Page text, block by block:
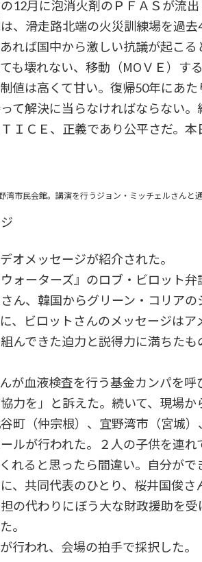
12月に泡消火剤のＰＦＡＳが流
、滑走路北端の火災訓練場を過
れば国中から激しい抗議が起こ
も壊れない、移動（МОＶＥ）す
値は高くて甘い。復帰50年にあ
て解決に当らなければならない
ＩＣＥ、正義であり公平さだ。
湾市民会館。講演を行うジョン・ミッチェルさんと
オメッセージが紹介された。
ォーターズ』のロブ・ビロット弁
ん、韓国からグリーン・コリア
、ビロットさんのメッセージはア
んできた迫力と説得力に満ちた
が血液検査を行う基金カンパを呼
力を」と訴えた。続いて、現場
町（仲宗根）、宜野湾市（宮城
ルが行われた。２人の子供を連
れると思ったら間違い。自分が
、共同代表のひとり、桜井国俊
の代わりにぼう大な財政援助を
。
行われ、会場の拍手で採択した。